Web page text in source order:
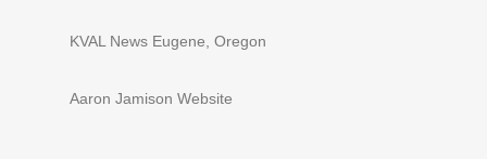
KVAL News Eugene, Oregon
Aaron Jamison Website